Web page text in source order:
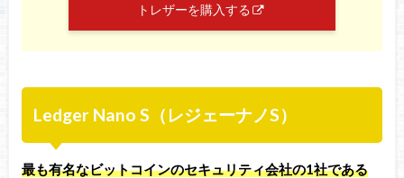
トレザーを購入する
Ledger Nano S（レジェーナノS）
最も有名なビットコインのセキュリティ会社の1社である